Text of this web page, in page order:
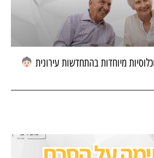
מיוחדות בהתחדשות עירונית